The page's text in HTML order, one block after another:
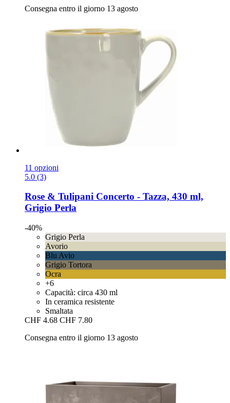
Consegna entro il giorno 13 agosto
11 opzioni
5.0 (3)
Rose & Tulipani Concerto -​ Tazza, 430 ml,
Grigio Perla
-40%
Grigio Perla
Avorio
Blu Avio
Grigio Tortora
Ocra
+6
Capacità: circa 430 ml
In ceramica resistente
Smaltata
CHF 4.68 CHF 7.80
Consegna entro il giorno 13 agosto